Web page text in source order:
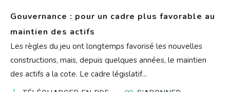
Gouvernance : pour un cadre plus favorable au
maintien des actifs
Les règles du jeu ont longtemps favorisé les nouvelles
constructions, mais, depuis quelques années, le maintien
des actifs a la cote. Le cadre législatif...